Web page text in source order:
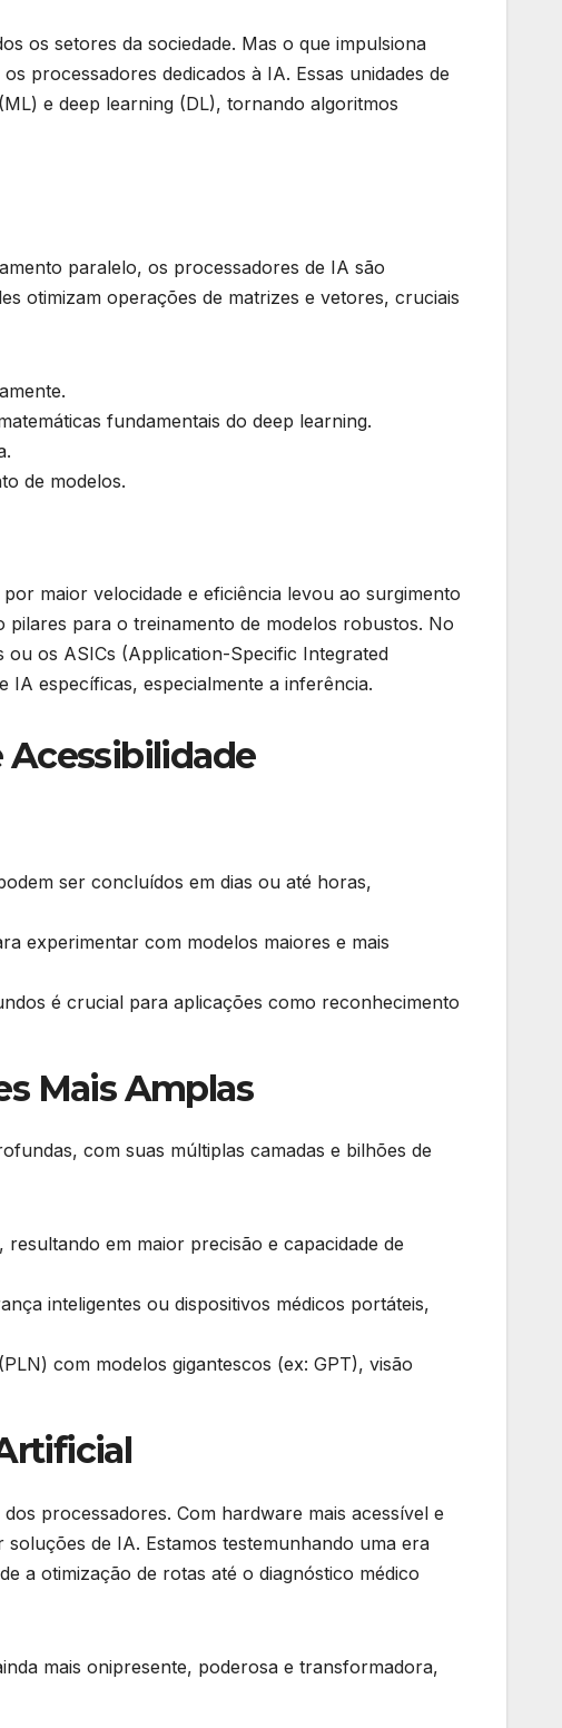
os setores da sociedade. Mas o que impulsiona
processadores dedicados à IA. Essas unidades de
e deep learning (DL), tornando algoritmos
paralelo, os processadores de IA são
otimizam operações de matrizes e vetores, cruciais
fundamentais do deep learning.
de modelos.
maior velocidade e eficiência levou ao surgimento
pilares para o treinamento de modelos robustos. No
os ASICs (Application-Specific Integrated
IA específicas, especialmente a inferência.
Acessibilidade
ser concluídos em dias ou até horas,
experimentar com modelos maiores e mais
é crucial para aplicações como reconhecimento
Mais Amplas
com suas múltiplas camadas e bilhões de
em maior precisão e capacidade de
inteligentes ou dispositivos médicos portáteis,
com modelos gigantescos (ex: GPT), visão
processadores. Com hardware mais acessível e
de IA. Estamos testemunhando uma era
a otimização de rotas até o diagnóstico médico
mais onipresente, poderosa e transformadora,